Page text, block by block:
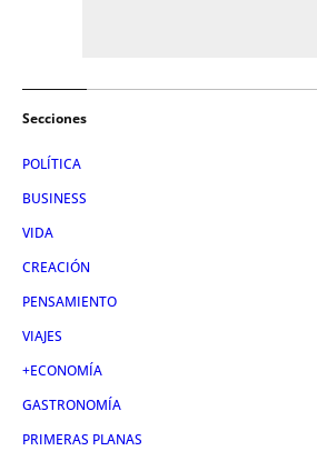
Secciones
POLÍTICA
BUSINESS
VIDA
CREACIÓN
PENSAMIENTO
VIAJES
+ECONOMÍA
GASTRONOMÍA
PRIMERAS PLANAS